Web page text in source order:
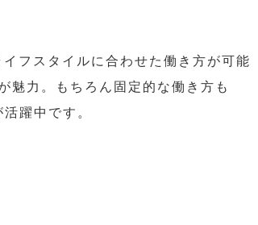
フスタイルに合わせた働き方が可能
魅力。もちろん固定的な働き方も
躍中です。